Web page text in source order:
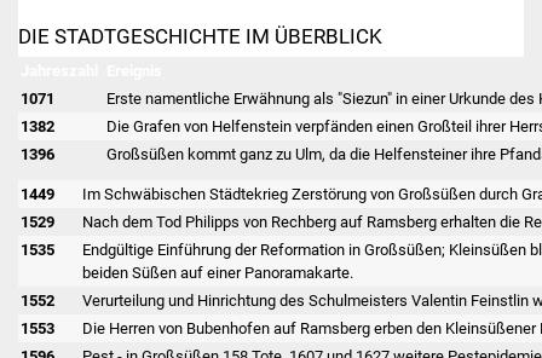
Gesundheit und Notfall
Ärzte und Apotheken
Pflege von Angehörigen
Hitzewarnung / UV-
Index
ÖPNV
DIE STADTGESCHICHTE IM ÜBERBLICK
1071
Erste namentliche Erwähnung als "Siezun" in einer Urkunde
1382
Die Grafen von Helfenstein verpfänden einen Großteil ihrer
1396
Großsüßen kommt ganz zu Ulm, da die Helfensteiner ihre
1449
Im Schwäbischen Städtekrieg Zerstörung von Großsüßen durch
1529
Nach dem Tod Philipps von Rechberg auf Ramsberg erhalten die
1535
Endgültige Einführung der Reformation in Großsüßen;
beiden Süßen auf einer Panoramakarte.
1552
Verurteilung und Hinrichtung des Schulmeisters Valentin Feinstlin
1553
Die Herren von Bubenhofen auf Ramsberg erben den Kleinsüßener